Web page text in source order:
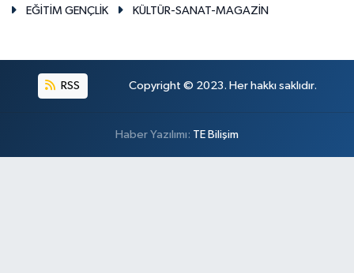
EĞİTİM GENÇLİK
KÜLTÜR-SANAT-MAGAZİN
RSS Copyright © 2023. Her hakkı saklıdır.
Haber Yazılımı: TE Bilişim